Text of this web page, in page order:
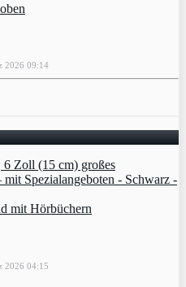
2026 09:14
mit Hörbüchern
2026 04:15